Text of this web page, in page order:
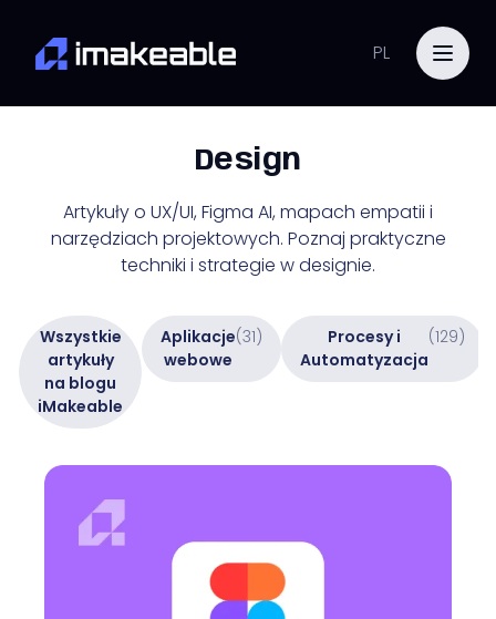
PL
Design
Artykuły o UX/UI, Figma AI, mapach empatii i
narzędziach projektowych. Poznaj praktyczne
techniki i strategie w designie.
Wszystkie
artykuły
na blogu
iMakeable
Aplikacje
webowe
(31)
Procesy i
Automatyzacja
(129)